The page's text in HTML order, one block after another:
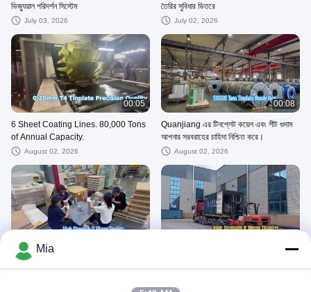
ভিজ্যুয়াল পরিদর্শন সিস্টেম
July 03, 2026
তৈরির সুবিধার ভিতরে
July 02, 2026
00:05
6 Sheet Coating Lines. 80,000 Tons
of Annual Capacity.
August 02, 2026
00:08
Quanjiang এর টিনপ্লেট কয়েল এবং শীট গুদাম
আপনার সরবরাহের চাহিদা নিশ্চিত করে।
August 02, 2026
প্রতিটি শীট চেক করা হয়েছে. প্রতিটি ব্যাচ যত্ন সহ
বস্তাবন্দী.
August 02, 2026
Mia